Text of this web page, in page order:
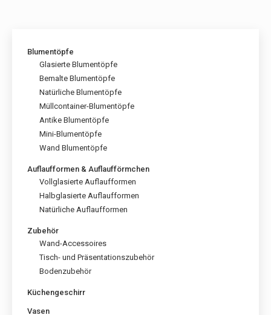
Blumentöpfe
Glasierte Blumentöpfe
Bemalte Blumentöpfe
Natürliche Blumentöpfe
Müllcontainer-Blumentöpfe
Antike Blumentöpfe
Mini-Blumentöpfe
Wand Blumentöpfe
Auflaufformen & Auflaufförmchen
Vollglasierte Auflaufformen
Halbglasierte Auflaufformen
Natürliche Auflaufformen
Zubehör
Wand-Accessoires
Tisch- und Präsentationszubehör
Bodenzubehör
Küchengeschirr
Vasen